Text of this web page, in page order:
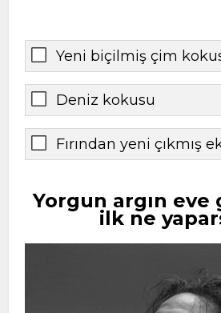
Yeni biçilmiş çim
Deniz kokusu
Fırından yeni çıkmış
Yorgun argın
ilk ne